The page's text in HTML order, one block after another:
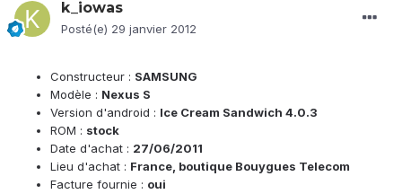
k_iowas
Posté(e) 29 janvier 2012
Constructeur : SAMSUNG
Modèle : Nexus S
Version d'android : Ice Cream Sandwich 4.0.3
ROM : stock
Date d'achat : 27/06/2011
Lieu d'achat : France, boutique Bouygues Telecom
Facture fournie : oui